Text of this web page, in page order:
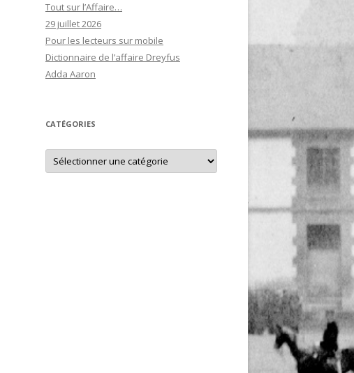
Tout sur l’Affaire…
29 juillet 2026
Pour les lecteurs sur mobile
Dictionnaire de l’affaire Dreyfus
Adda Aaron
CATÉGORIES
Catégories